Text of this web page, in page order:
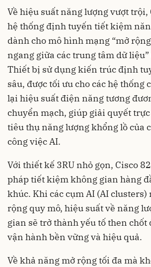
Về hiệu suất năng lượng vượt trội,
hệ thống định tuyến tiết kiệm
dành cho mô hình mạng “mở
ngang giữa các trung tâm dữ
Thiết bị sử dụng kiến trúc định
sâu, được tối ưu cho các hệ thống
lại hiệu suất điện năng tương
chuyển mạch, giúp giải quyết
tiêu thụ năng lượng khổng lồ của
công việc AI.
Với thiết kế 3RU nhỏ gọn, Cisco
pháp tiết kiệm không gian hàng
khúc. Khi các cụm AI (AI clusters)
rộng quy mô, hiệu suất về năng
gian sẽ trở thành yếu tố then chốt
vận hành bền vững và hiệu quả.
Về khả năng mở rộng tối đa mà